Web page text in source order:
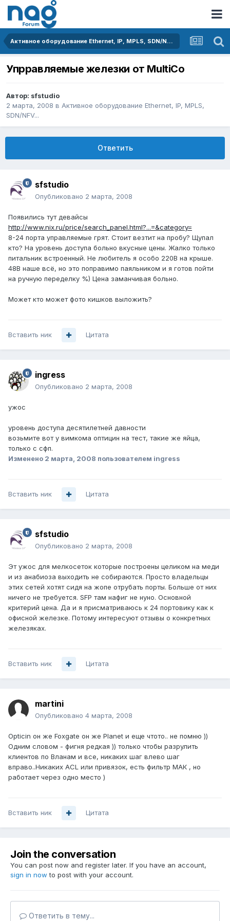
Активное оборудование Ethernet, IP, MPLS, SDN/NFV...
Упрравляемые железки от MultiCo
Автор: sfstudio
2 марта, 2008 в Активное оборудование Ethernet, IP, MPLS,
SDN/NFV...
Ответить
sfstudio
Опубликовано 2 марта, 2008
Появились тут девайсы
http://www.nix.ru/price/search_panel.html?...=&category=
8-24 порта управляемые грят. Стоит везтит на пробу? Щупал
кто? На уровень доступа больно вкусные цены. Жалко только
питальник встроенный. Не любитель я особо 220В на крыше.
48В наше всё, но это поправимо паяльником и я готов пойти
на ручную переделку %) Цена заманчивая больно.
Может кто может фото кишков выложить?
Вставить ник Цитата
ingress
Опубликовано 2 марта, 2008
ужос
уровень доступа десятилетней давности
возьмите вот у вимкома оптицин на тест, такие же яйца,
только с сфп.
Изменено 2 марта, 2008 пользователем ingress
Вставить ник Цитата
sfstudio
Опубликовано 2 марта, 2008
Эт ужос для мелкосеток которые построены целиком на меди
и из анабиоза выходить не собираются. Просто владельцы
этих сетей хотят сидя на жопе отрубать порты. Больше от них
ничего не требуется. SFP там нафиг не нуно. Основной
критерий цена. Да и я присматриваюсь к 24 портовику как к
офисной железке. Потому интересуют отзывы о конкретных
железяках.
Вставить ник Цитата
martini
Опубликовано 4 марта, 2008
Opticin он же Foxgate он же Planet и еще чтото.. не помню ))
Одним словом - фигня редкая )) только чтобы разрулить
клиентов по Вланам и все, никаких шаг влево шаг
вправо..Никаких ACL или привязок, есть фильтр МАК , но
работает через одно место )
Вставить ник Цитата
Join the conversation
You can post now and register later. If you have an account,
sign in now to post with your account.
Ответить в тему...